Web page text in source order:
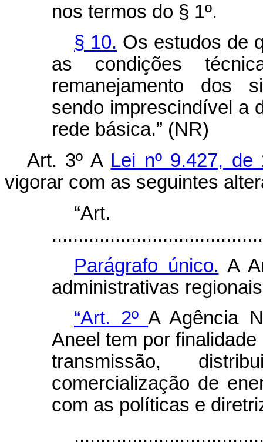
nos termos do § 1º.
§ 10. Os estudos de
as condições
remanejamento dos
sendo imprescindível a
rede básica.” (NR)
Art. 3º A Lei nº 9.427,
vigorar com as seguintes
Parágrafo único. A
administrativas
“Art. 2ºA Agência
Aneel tem por
transmissão,
comercialização de
com as políticas e